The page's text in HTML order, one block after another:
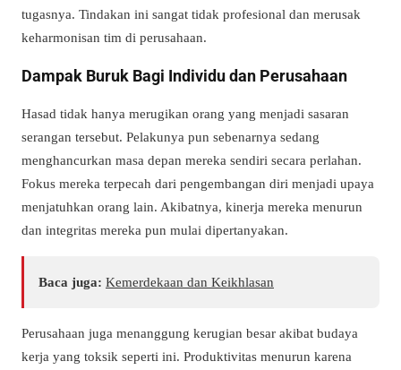
tugasnya. Tindakan ini sangat tidak profesional dan merusak
keharmonisan tim di perusahaan.
Dampak Buruk Bagi Individu dan Perusahaan
Hasad tidak hanya merugikan orang yang menjadi sasaran
serangan tersebut. Pelakunya pun sebenarnya sedang
menghancurkan masa depan mereka sendiri secara perlahan.
Fokus mereka terpecah dari pengembangan diri menjadi upaya
menjatuhkan orang lain. Akibatnya, kinerja mereka menurun
dan integritas mereka pun mulai dipertanyakan.
Baca juga: Kemerdekaan dan Keikhlasan
Perusahaan juga menanggung kerugian besar akibat budaya
kerja yang toksik seperti ini. Produktivitas menurun karena